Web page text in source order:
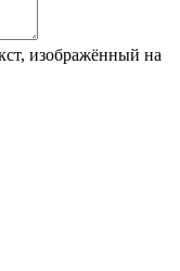
изображённый на